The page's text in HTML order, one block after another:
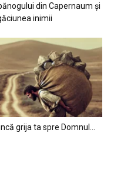
din Capernaum și
inimii
grija ta spre Domnul…